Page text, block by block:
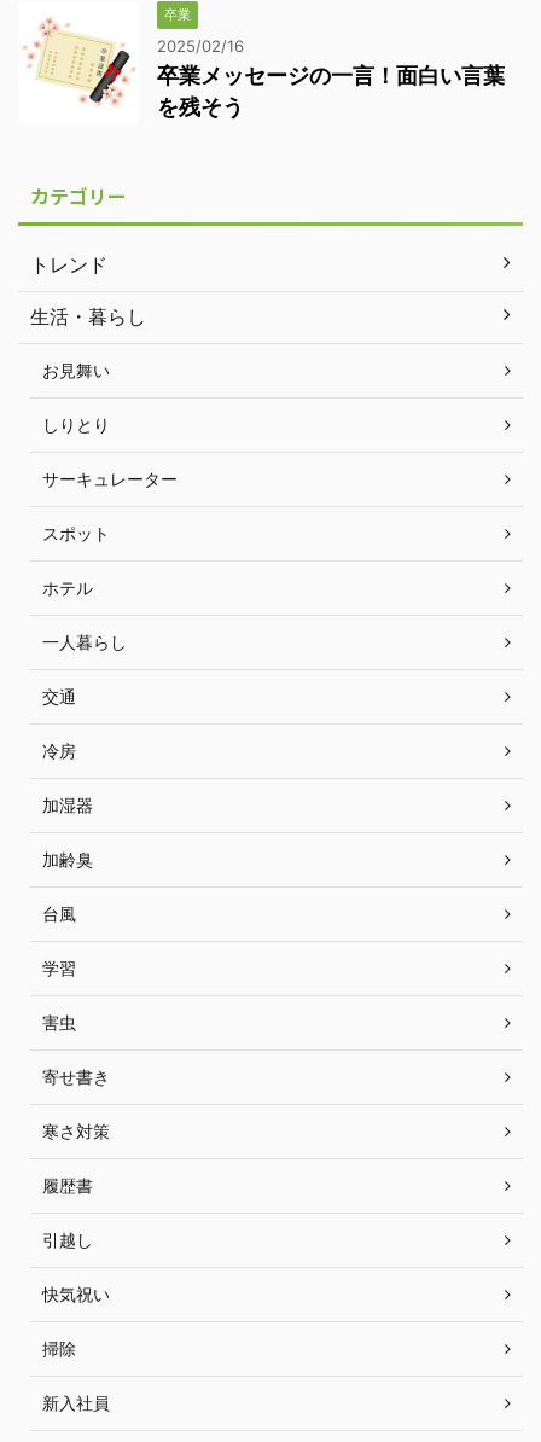
卒業
2025/02/16
卒業メッセージの一言！面白い言葉
を残そう
カテゴリー
トレンド
生活・暮らし
お見舞い
しりとり
サーキュレーター
スポット
ホテル
一人暮らし
交通
冷房
加湿器
加齢臭
台風
学習
害虫
寄せ書き
寒さ対策
履歴書
引越し
快気祝い
掃除
新入社員